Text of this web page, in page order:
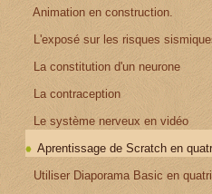
¤ Animation en construction.
L'exposé sur les risques
La constitution d'un neurone
¤La contraception
¤ Le système nerveux en vidéo
Aprentissage de Scratch en
¤ Utiliser Diaporama Basic en